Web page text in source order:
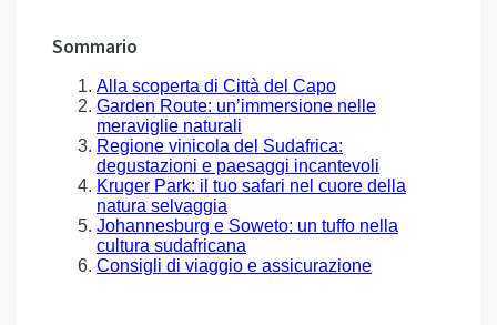
Sommario
Alla scoperta di Città del Capo
Garden Route: un’immersione nelle
meraviglie naturali
Regione vinicola del Sudafrica:
degustazioni e paesaggi incantevoli
Kruger Park: il tuo safari nel cuore della
natura selvaggia
Johannesburg e Soweto: un tuffo nella
cultura sudafricana
Consigli di viaggio e assicurazione